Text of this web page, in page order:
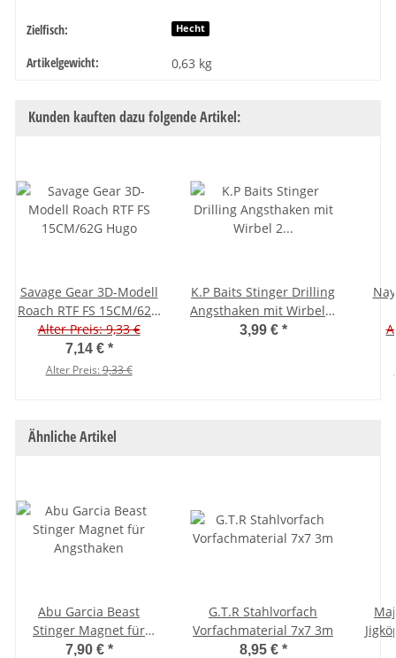
Produkteigenschaft
Wert
Zielfisch: Hecht
Artikelgewicht: 0,63 kg
Kunden kauften dazu folgende Artikel:
Savage Gear 3D-Modell
Roach RTF FS 15CM/62G
Hugo
Alter Preis: 9,33 €
7,14 € *
Alter Preis:9,33 €
K.P Baits Stinger Drilling
Angsthaken mit Wirbel 2
Stück 8 cm - 12 kg -
3,99 € *
Ähnliche Artikel
Abu Garcia Beast
Stinger Magnet für
Angsthaken
7,90 € *
G.T.R Stahlvorfach
Vorfachmaterial 7x7 3m
8,95 € *